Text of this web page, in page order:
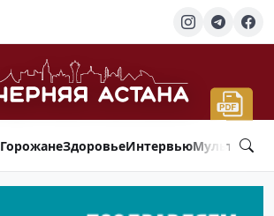
ГорожанеЗдоровьеИнтервью